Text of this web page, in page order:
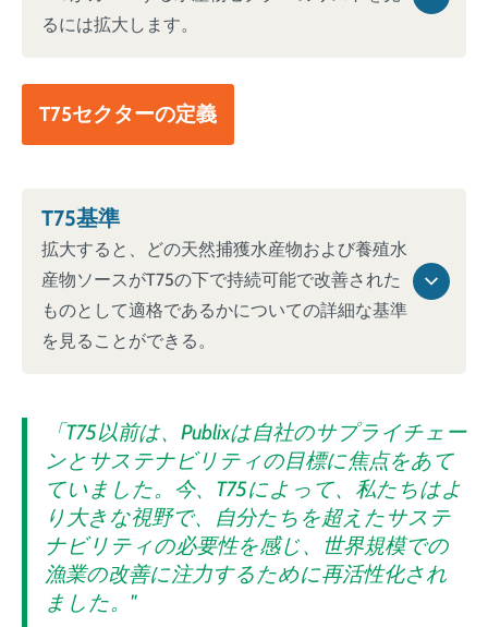
るには拡大します。
T75セクターの定義
T75基準
拡大すると、どの天然捕獲水産物および養殖水
産物ソースがT75の下で持続可能で改善された
ものとして適格であるかについての詳細な基準
を見ることができる。
「T75以前は、Publixは自社のサプライチェー
ンとサステナビリティの目標に焦点をあて
ていました。今、T75によって、私たちはよ
り大きな視野で、自分たちを超えたサステ
ナビリティの必要性を感じ、世界規模での
漁業の改善に注力するために再活性化され
ました。"